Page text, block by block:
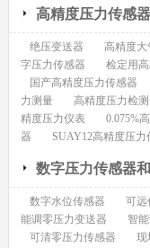
高精度压力传感
绝压变送器 高精度大
字压力传感器
检定用
国产高精度压力传感器
力测量
高精度压力检测
精度压力仪表
0.075%
器
SUAY12高精度压力
数字压力传感器
数字水位传感器 可远
能调零压力变送器
智
可清零压力传感器
现